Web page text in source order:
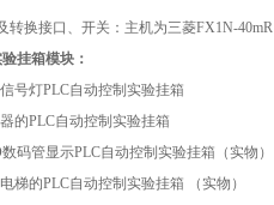
转换接口、开关：主机为三菱FX1N-40mR
挂箱模块：
号灯PLC自动控制实验挂箱
的PLC自动控制实验挂箱
数码管显示PLC自动控制实验挂箱（实物）
梯的PLC自动控制实验挂箱 （实物）